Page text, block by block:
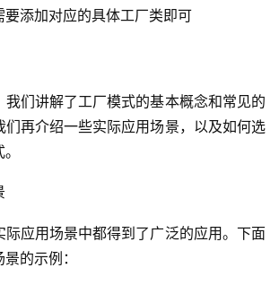
要添加对应的具体工厂类即可
我们讲解了工厂模式的基本概念和常见的
们再介绍一些实际应用场景，以及如何选
际应用场景中都得到了广泛的应用。下面
的示例：